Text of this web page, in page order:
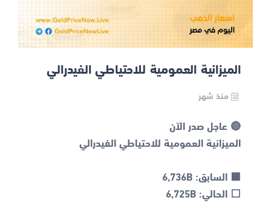
الميزانية العمومية للاحتياطي الفيدرالي
منذ شهر